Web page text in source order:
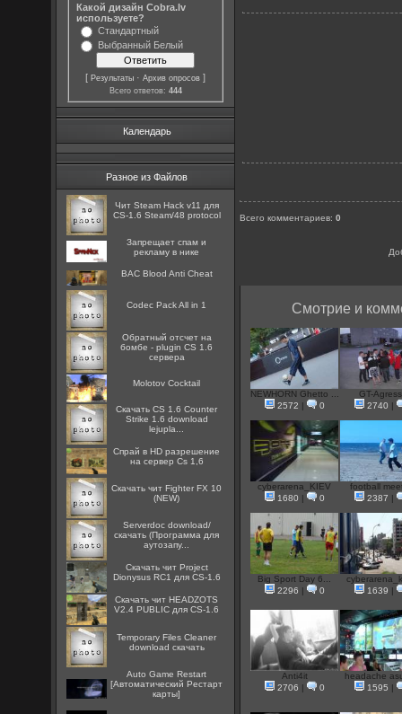
Какой дизайн Cobra.lv
используете?
Стандартный
Выбранный Белый
[Результаты ·Архив опросов ]
Всего ответов: 444
Календарь
Разное из Файлов
Чит Steam Hack v11 для
CS-1.6 Steam/48 protocol
Запрещает спам и
рекламу в нике
BAC Blood Anti Cheat
Codec Pack All in 1
Обратный отсчет на
бомбе - plugin CS 1.6
сервера
Molotov Cocktail
Скачать CS 1.6 Counter
Strike 1.6 download
lejupla...
Спрай в HD разрешение
на сервер Cs 1,6
Скачать чит Fighter FX 10
(NEW)
Serverdoc download/
скачать (Программа для
аутозапу...
Скачать чит Project
Dionysus RC1 для CS-1.6
Скачать чит HEADZOTS
V2.4 PUBLIC для CS-1.6
Temporary Files Cleaner
download скачать
Auto Game Restart
[Автоматический Рестарт
карты]
Всего комментариев:0
Смотрие и
NEWHORN Ghetto ...
2572
0
GT-
2740
cyberarena_KIEV
1680
0
football
2387
Big Sport Day 6...
2296
0
1639
Anti4it
2706
0
headache
1595